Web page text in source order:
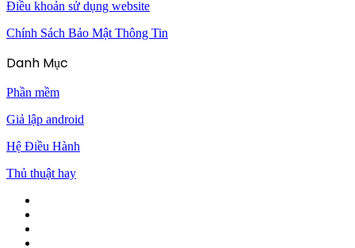
Điều khoản sử dụng website
Chính Sách Bảo Mật Thông Tin
Danh Mục
Phần mềm
Giả lập android
Hệ Điều Hành
Thủ thuật hay